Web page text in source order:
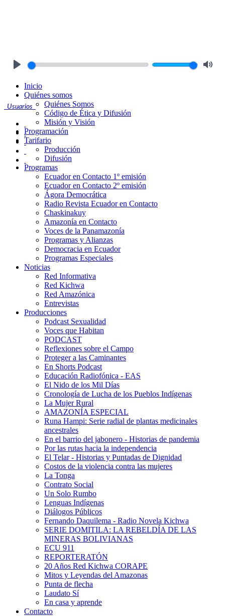
Usuarios
Inicio
Quiénes somos
Quiénes Somos
Código de Ética y Difusión
Misión y Visión
Programación
Tarifario
Producción
Difusión
Programas
Ecuador en Contacto 1º emisión
Ecuador en Contacto 2º emisión
Ágora Democrática
Radio Revista Ecuador en Contacto
Chaskinakuy
Amazonía en Contacto
Voces de la Panamazonía
Programas y Alianzas
Democracia en Ecuador
Programas Especiales
Noticias
Red Informativa
Red Kichwa
Red Amazónica
Entrevistas
Producciones
Podcast Sexualidad
Voces que Habitan
PODCAST
Reflexiones sobre el Campo
Proteger a las Caminantes
En Shorts Podcast
Educación Radiofónica - EAS
El Nido de los Mil Días
Cronología de Lucha de los Pueblos Indígenas
La Mujer Rural
AMAZONÍA ESPECIAL
Runa Hampi: Serie radial de plantas medicinales
ancestrales
En el barrio del jabonero - Historias de pandemia
Por las rutas hacia la independencia
El Telar - Historias y Puntadas de Dignidad
Costos de la violencia contra las mujeres
La Tonga
Contrato Social
Un Solo Rumbo
Lenguas Indígenas
Diálogos Públicos
Fernando Daquilema - Radio Novela Kichwa
SERIE DOMITILA: LA REBELDÍA DE LAS
MINERAS BOLIVIANAS
ECU 911
REPORTERATÓN
20 Años Red Kichwa CORAPE
Mitos y Leyendas del Amazonas
Punta de flecha
Laudato Sí
En casa y aprende
Contacto